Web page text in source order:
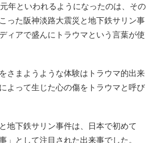
年といわれるようになったのは、その
った阪神淡路大震災と地下鉄サリン事
ィアで盛んにトラウマという言葉が使
さまようような体験はトラウマ的出来
よって生じた心の傷をトラウマと呼び
地下鉄サリン事件は、日本で初めて
」として注目された出来事でした。